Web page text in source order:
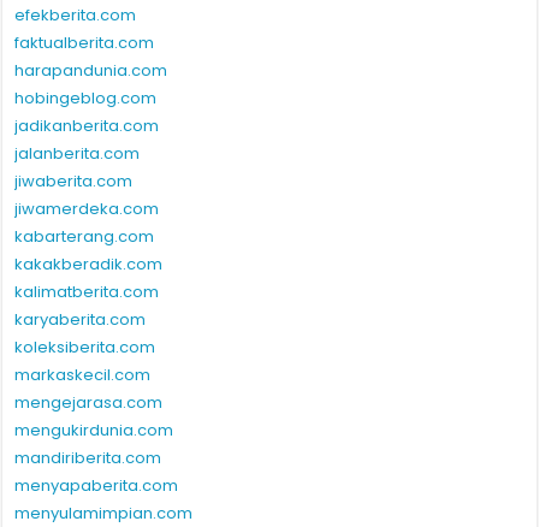
efekberita.com
faktualberita.com
harapandunia.com
hobingeblog.com
jadikanberita.com
jalanberita.com
jiwaberita.com
jiwamerdeka.com
kabarterang.com
kakakberadik.com
kalimatberita.com
karyaberita.com
koleksiberita.com
markaskecil.com
mengejarasa.com
mengukirdunia.com
mandiriberita.com
menyapaberita.com
menyulamimpian.com